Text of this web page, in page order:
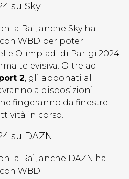
su Sky
la Rai, anche Sky ha
WBD per poter
Olimpiadi di Parigi 2024
televisiva. Oltre ad
2, gli abbonati al
a disposizioni
fingeranno da finestre
in corso.
su DAZN
la Rai, anche DAZN ha
WBD